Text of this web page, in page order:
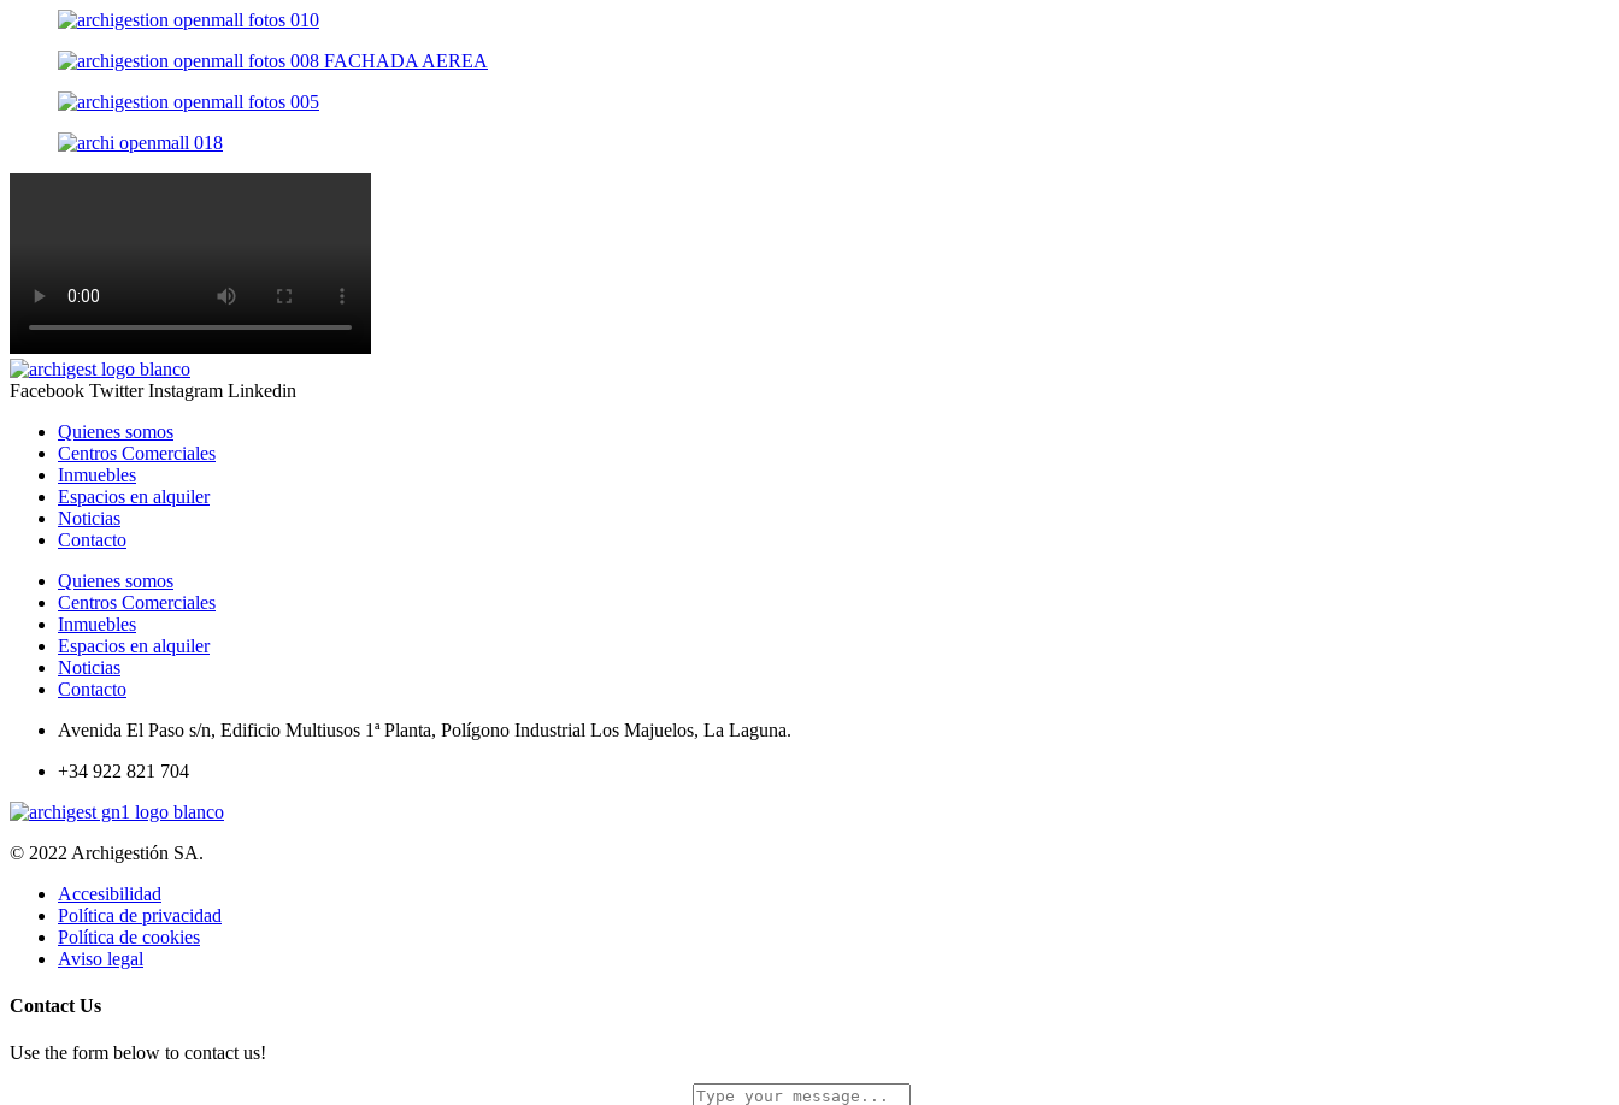
Facebook Twitter Instagram Linkedin
Quienes somos
Centros Comerciales
Inmuebles
Espacios en alquiler
Noticias
Contacto
Quienes somos
Centros Comerciales
Inmuebles
Espacios en alquiler
Noticias
Contacto
Avenida El Paso s/n, Edificio Multiusos 1ª Planta, Polígono Industrial Los Majuelos, La Laguna.
+34 922 821 704
© 2022 Archigestión SA.
Accesibilidad
Política de privacidad
Política de cookies
Aviso legal
Contact Us
Use the form below to contact us!